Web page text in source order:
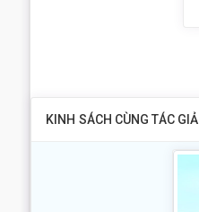
KINH SÁCH CÙNG TÁC GIẢ